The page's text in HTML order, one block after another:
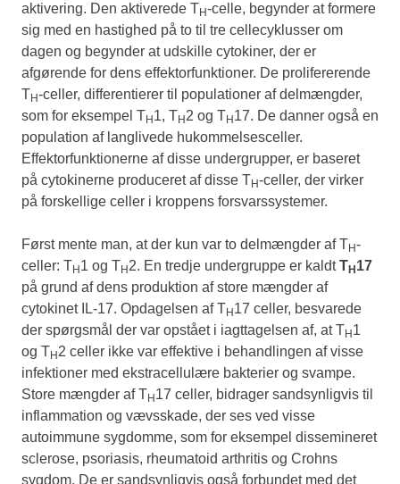
aktivering. Den aktiverede TH-celle, begynder at formere
sig med en hastighed på to til tre cellecyklusser om
dagen og begynder at udskille cytokiner, der er
afgørende for dens effektorfunktioner. De prolifererende
TH-celler, differentierer til populationer af delmængder,
som for eksempel TH 1, TH 2 og TH 17. De danner også en
population af langlivede hukommelsesceller.
Effektorfunktionerne af disse undergrupper, er baseret
på cytokinerne produceret af disse TH-celler, der virker
på forskellige celler i kroppens forsvarssystemer.
Først mente man, at der kun var to delmængder af TH-
celler: TH 1 og TH 2. En tredje undergruppe er kaldtTH 17
på grund af dens produktion af store mængder af
cytokinet IL-17. Opdagelsen af TH 17 celler, besvarede
der spørgsmål der var opstået i iagttagelsen af, at TH 1
og TH 2 celler ikke var effektive i behandlingen af visse
infektioner med ekstracellulære bakterier og svampe.
Store mængder af TH 17 celler, bidrager sandsynligvis til
inflammation og vævsskade, der ses ved visse
autoimmune sygdomme, som for eksempel dissemineret
sclerose, psoriasis, rheumatoid arthritis og Crohns
sygdom. De er sandsynligvis også forbundet med det